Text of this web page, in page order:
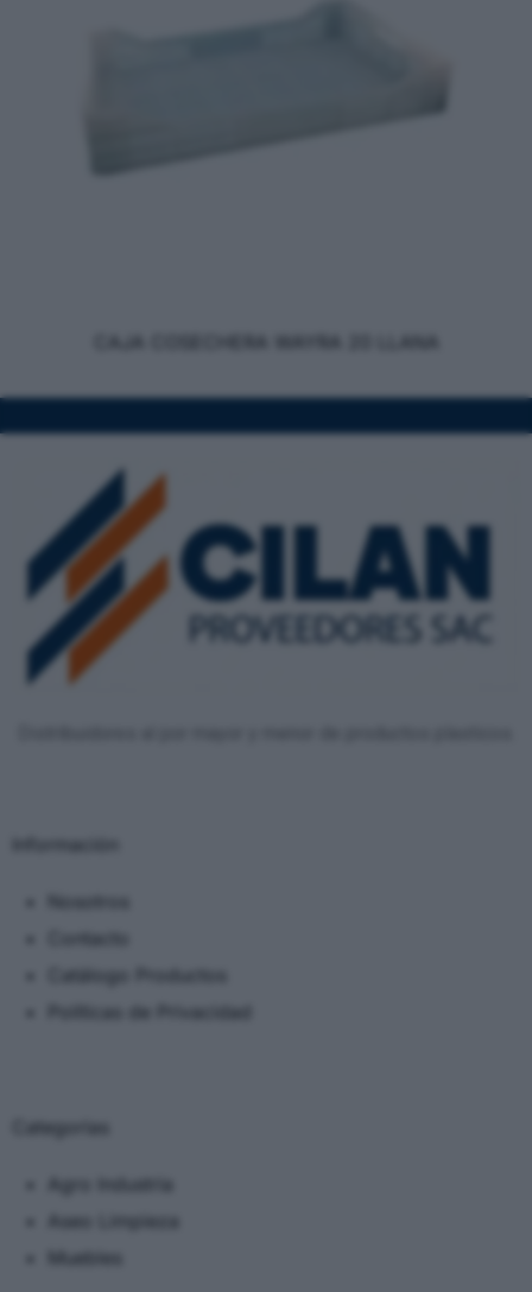
Información
Políticas de Privacidad
Categorias
Aseo Limpieza
Muebles